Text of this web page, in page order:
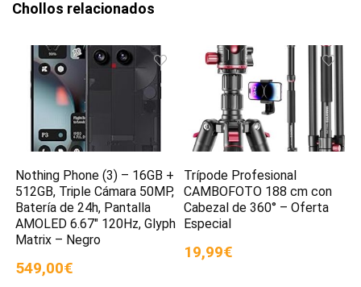
Chollos relacionados
Nothing Phone (3) – 16GB +
512GB, Triple Cámara 50MP,
Batería de 24h, Pantalla
AMOLED 6.67″ 120Hz, Glyph
Matrix – Negro
549,00€
Trípode Profesional
CAMBOFOTO 188 cm con
Cabezal de 360° – Oferta
Especial
19,99€